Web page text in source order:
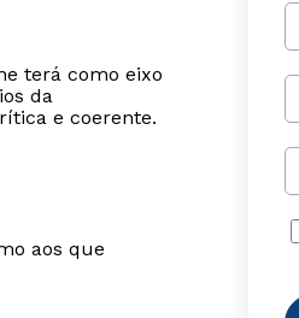
terá como eixo
da
e coerente.
aos que